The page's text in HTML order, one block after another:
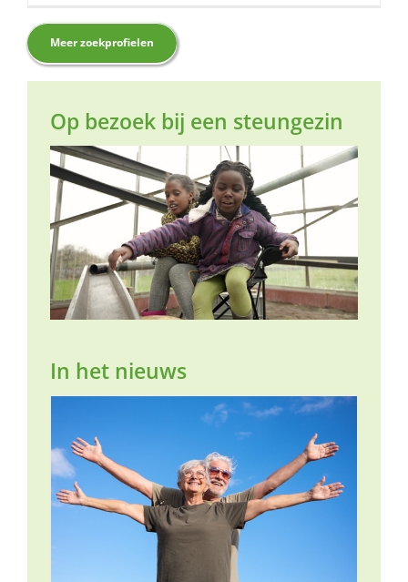
Meer zoekprofielen
Op bezoek bij een steungezin
In het nieuws